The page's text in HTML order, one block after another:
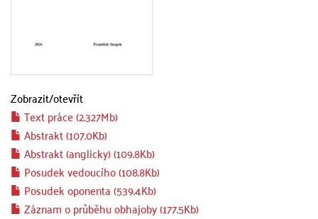
Zobrazit/otevřít
Text práce (2.327Mb)
Abstrakt (107.0Kb)
Abstrakt (anglicky) (109.8Kb)
Posudek vedoucího (108.8Kb)
Posudek oponenta (539.4Kb)
Záznam o průběhu obhajoby (177.5Kb)